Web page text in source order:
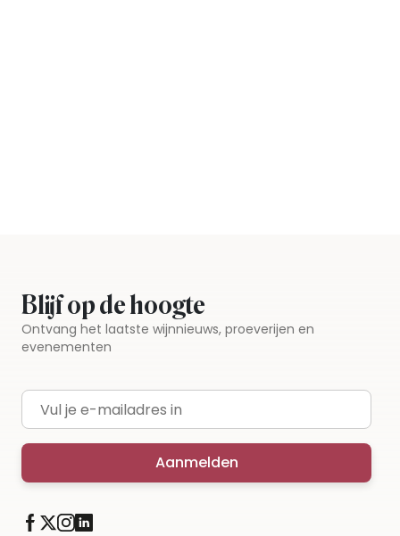
Blijf op de hoogte
Ontvang het laatste wijnnieuws, proeverijen en
evenementen
E-mailadres
Aanmelden